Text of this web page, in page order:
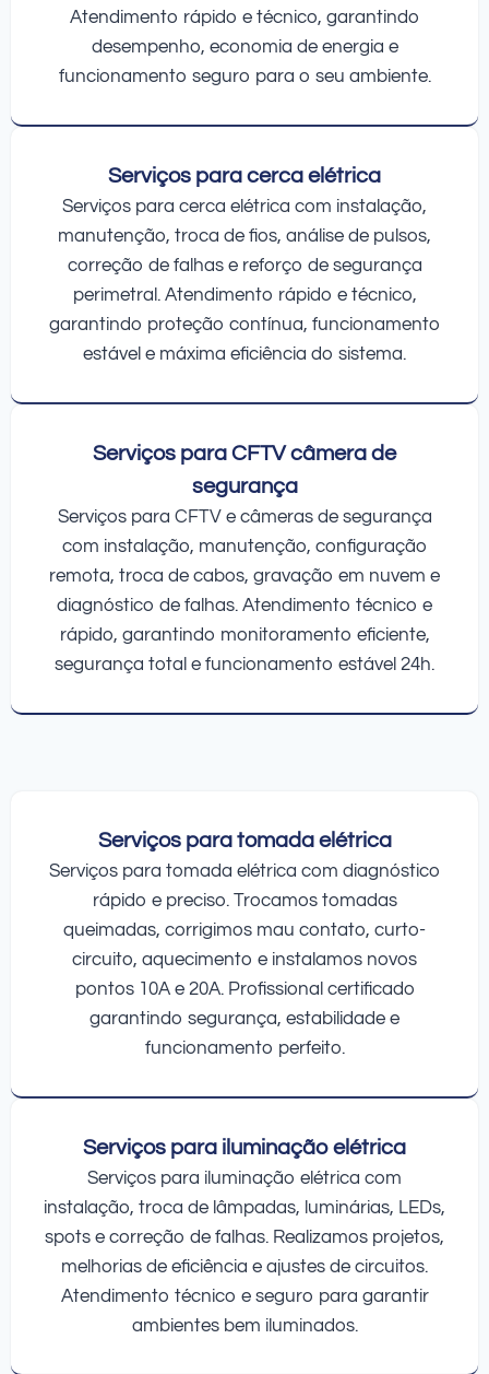
Atendimento rápido e técnico, garantindo
desempenho, economia de energia e
funcionamento seguro para o seu ambiente.
Serviços para cerca elétrica
Serviços para cerca elétrica com instalação,
manutenção, troca de fios, análise de pulsos,
correção de falhas e reforço de segurança
perimetral. Atendimento rápido e técnico,
garantindo proteção contínua, funcionamento
estável e máxima eficiência do sistema.
Serviços para CFTV câmera de
segurança
Serviços para CFTV e câmeras de segurança
com instalação, manutenção, configuração
remota, troca de cabos, gravação em nuvem e
diagnóstico de falhas. Atendimento técnico e
rápido, garantindo monitoramento eficiente,
segurança total e funcionamento estável 24h.
Serviços para tomada elétrica
Serviços para tomada elétrica com diagnóstico
rápido e preciso. Trocamos tomadas
queimadas, corrigimos mau contato, curto-
circuito, aquecimento e instalamos novos
pontos 10A e 20A. Profissional certificado
garantindo segurança, estabilidade e
funcionamento perfeito.
Serviços para iluminação elétrica
Serviços para iluminação elétrica com
instalação, troca de lâmpadas, luminárias, LEDs,
spots e correção de falhas. Realizamos projetos,
melhorias de eficiência e ajustes de circuitos.
Atendimento técnico e seguro para garantir
ambientes bem iluminados.